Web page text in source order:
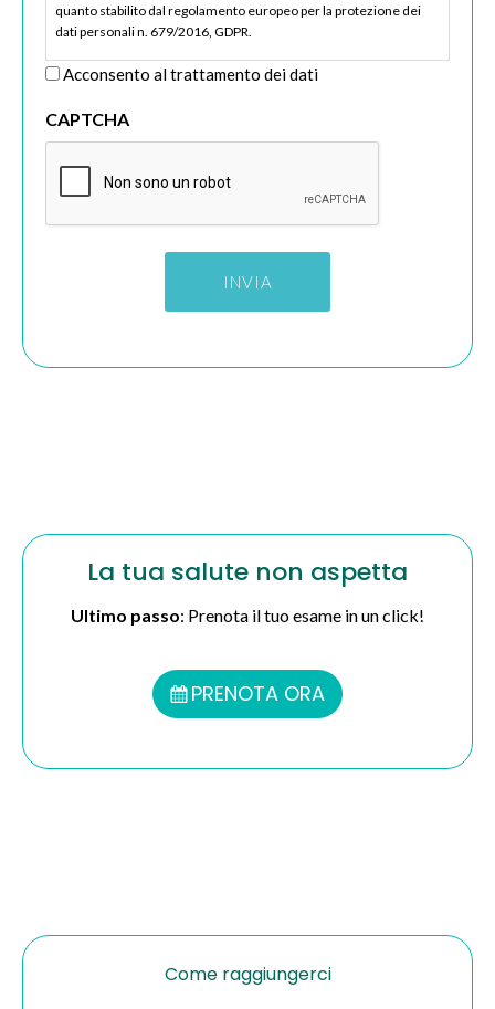
quanto stabilito dal regolamento europeo per la protezione dei
dati personali n. 679/2016, GDPR.
Acconsento al trattamento dei dati
CAPTCHA
La tua salute non aspetta
Ultimo passo: Prenota il tuo esame in un click!
PRENOTA ORA
Come raggiungerci